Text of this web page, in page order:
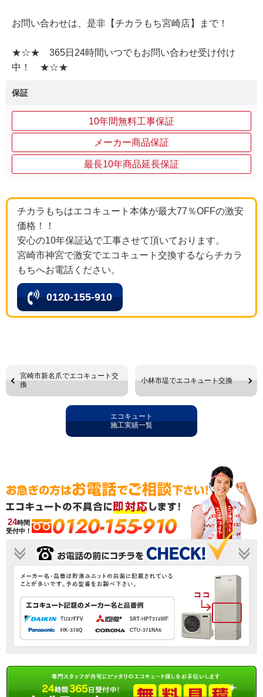
お問い合わせは、是非【チカラもち宮崎店】まで！
★☆★ 365日24時間いつでもお問い合わせ受け付け
中！ ★☆★
保証
10年間無料工事保証
メーカー商品保証
最長10年商品延長保証
チカラもちはエコキュート本体が最大77％OFFの激安
価格！！
安心の10年保証込で工事させて頂いております。
宮崎市神宮で激安でエコキュート交換するならチカラ
もちへお電話ください。
0120-155-910
宮崎市新名爪でエコキュート交
換
小林市堤でエコキュート交換
エコキュート
施工実績一覧
24時間
受付中！
0120-155-910